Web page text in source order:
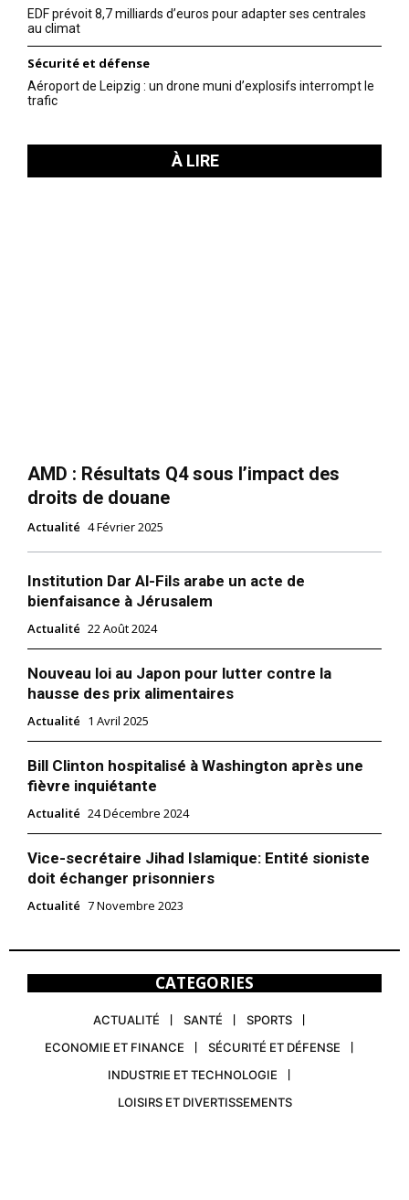
EDF prévoit 8,7 milliards d’euros pour adapter ses centrales
au climat
Sécurité et défense
Aéroport de Leipzig : un drone muni d’explosifs interrompt le
trafic
À LIRE
AMD : Résultats Q4 sous l’impact des
droits de douane
Actualité 4 Février 2025
Institution Dar Al-Fils arabe un acte de
bienfaisance à Jérusalem
Actualité 22 Août 2024
Nouveau loi au Japon pour lutter contre la
hausse des prix alimentaires
Actualité 1 Avril 2025
Bill Clinton hospitalisé à Washington après une
fièvre inquiétante
Actualité 24 Décembre 2024
Vice-secrétaire Jihad Islamique: Entité sioniste
doit échanger prisonniers
Actualité 7 Novembre 2023
CATEGORIES
ACTUALITÉ SANTÉ
SPORTS
ECONOMIE ET FINANCE
SÉCURITÉ ET DÉFENSE
INDUSTRIE ET TECHNOLOGIE
LOISIRS ET DIVERTISSEMENTS